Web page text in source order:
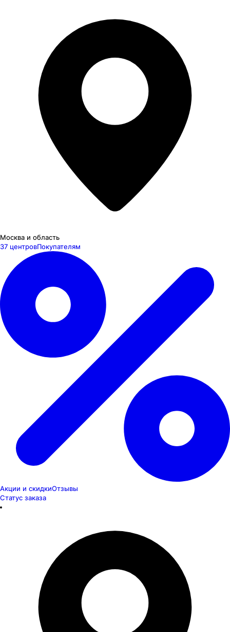
Москва и область
37 центровПокупателям
Акции и скидкиОтзывы
Статус заказа